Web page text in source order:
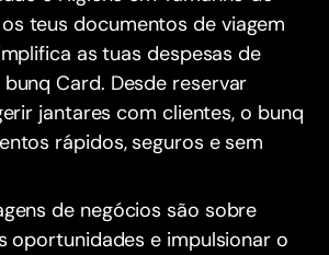
teus documentos de viagem
as tuas despesas de
Card. Desde reservar
jantares com clientes, o bunq
rápidos, seguros e sem
de negócios são sobre
oportunidades e impulsionar o